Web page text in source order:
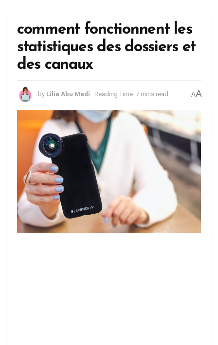
comment fonctionnent les
statistiques des dossiers et
des canaux
by Lilia Abu Madi Reading Time: 7 mins read AA